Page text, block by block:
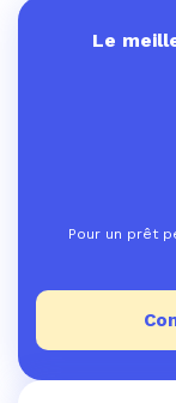
Le
Pour un prêt